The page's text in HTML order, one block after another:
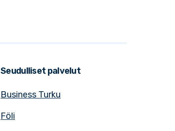
Seudulliset palvelut
Business Turku
Föli